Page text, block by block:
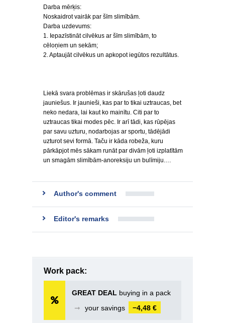
Darba mērķis:
Noskaidrot vairāk par šīm slimībām.
Darba uzdevums:
1. Iepazīstināt cilvēkus ar šīm slimībām, to
cēloņiem un sekām;
2. Aptaujāt cilvēkus un apkopot iegūtos rezultātus.
Liekā svara problēmas ir skārušas ļoti daudz
jauniešus. Ir jaunieši, kas par to tikai uztraucas, bet
neko nedara, lai kaut ko mainītu. Citi par to
uztraucas tikai modes pēc. Ir arī tādi, kas rūpējas
par savu uzturu, nodarbojas ar sportu, tādējādi
uzturot sevi formā. Taču ir kāda robeža, kuru
pārkāpjot mēs sākam runāt par divām ļoti izplatītām
un smagām slimībām-anoreksiju un bulīmiju.…
Author's comment
Editor's remarks
Work pack:
GREAT DEAL buying in a pack
➞
your savings −4,48 €